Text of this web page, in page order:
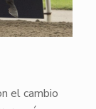
el cambio